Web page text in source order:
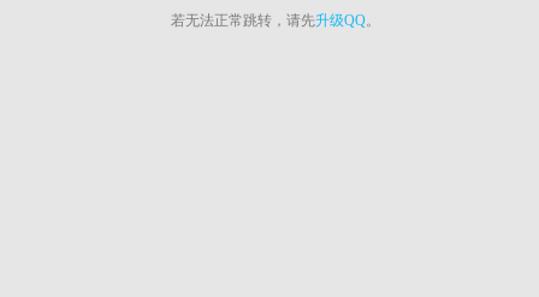
若无法正常跳转，请先升级QQ。